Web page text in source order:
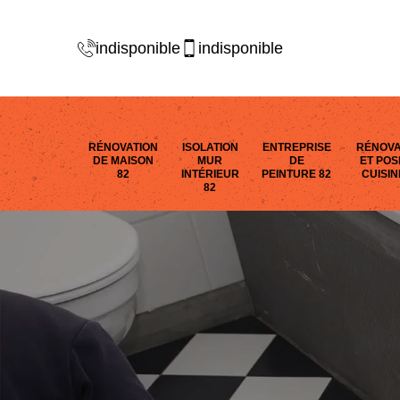
indisponible indisponible
RÉNOVATION
DE MAISON
82
ISOLATION
MUR
INTÉRIEUR
82
ENTREPRISE
DE
PEINTURE 82
ET